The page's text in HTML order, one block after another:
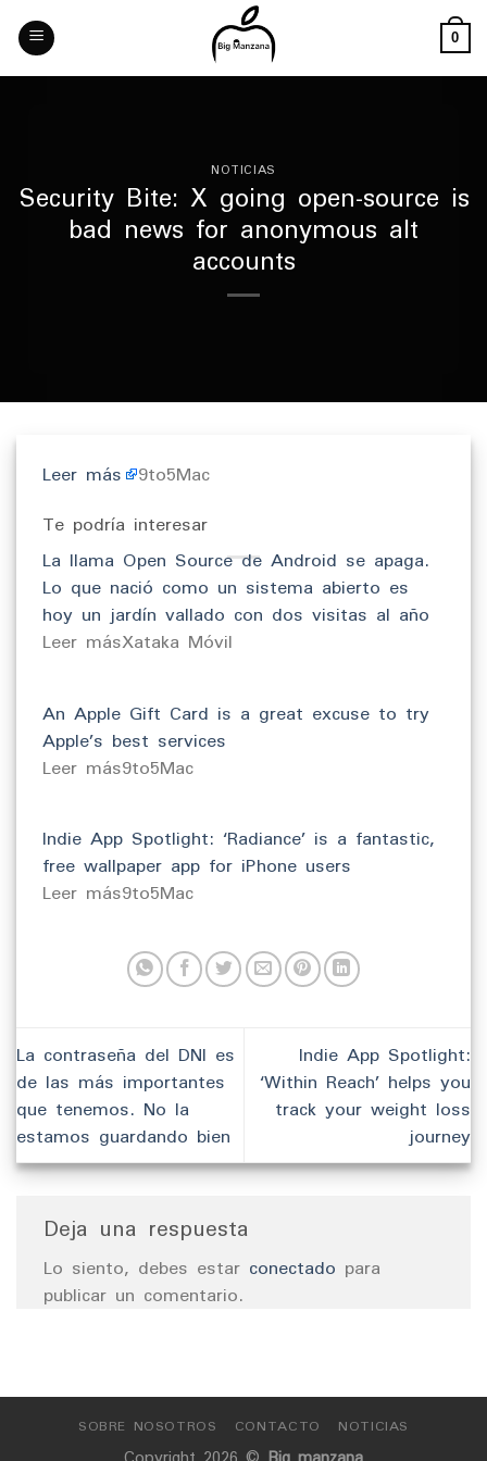
Skip
content
0
NOTICIAS
Security Bite: X going open-source is
bad news for anonymous alt
accounts
Leer más 9to5Mac
Te podría interesar
La llama Open Source de Android se apaga.
Lo que nació como un sistema abierto es
hoy un jardín vallado con dos visitas al año
​Leer másXataka Móvil
An Apple Gift Card is a great excuse to try
Apple’s best services
​Leer más9to5Mac
Indie App Spotlight: ‘Radiance’ is a fantastic,
free wallpaper app for iPhone users
​Leer más9to5Mac
La contraseña del DNI es
de las más importantes
que tenemos. No la
estamos guardando bien
Indie App Spotlight:
‘Within Reach’ helps you
track your weight loss
journey
Deja una respuesta
Lo siento, debes estar conectado para
publicar un comentario.
SOBRE NOSOTROS CONTACTO NOTICIAS